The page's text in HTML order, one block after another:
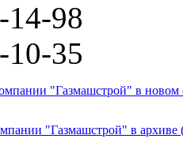
14-98
10-35
"Газмашстрой" в
"Газмашстрой" в архиве